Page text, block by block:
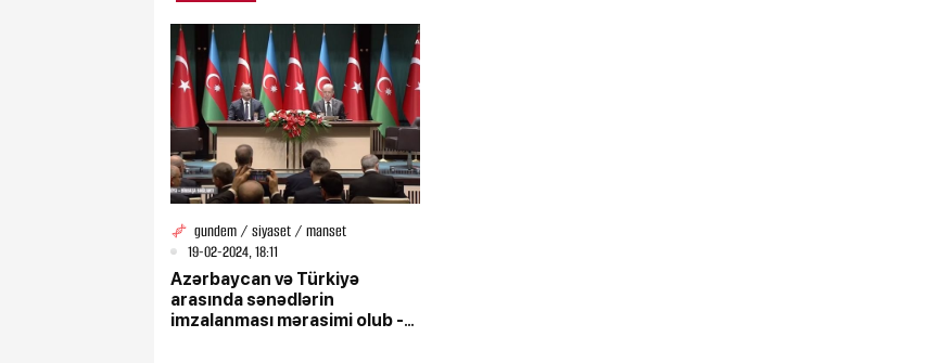
gundem / siyaset / manset
19-02-2024, 18:11
Azərbaycan və Türkiyə
arasında sənədlərin
imzalanması mərasimi olub -